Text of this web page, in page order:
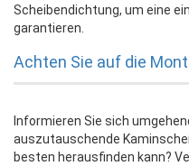
Scheibendichtung, um eine
garantieren.
Achten Sie auf die
Informieren Sie sich
auszutauschende
besten herausfinden kann?